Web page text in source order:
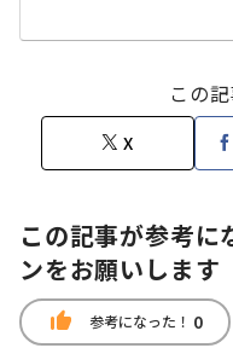
この
X
この記事が参考に
ンをお願いします
thumb_up 参考になった！ 0